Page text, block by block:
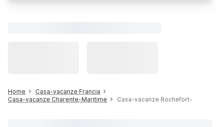
Home
Casa-vacanze Francia
Casa-vacanze Charente-Maritime
Casa-vacanze Rochefort-